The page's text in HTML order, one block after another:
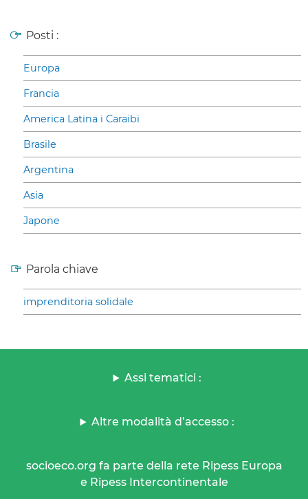
Posti :
Europa
Francia
America Latina i Caraibi
Brasile
Argentina
Asia
Japone
Parola chiave
imprenditoria solidale
Assi tematici :
Altre modalità d’accesso :
socioeco.org fa parte della rete Ripess Europa
e Ripess Intercontinentale